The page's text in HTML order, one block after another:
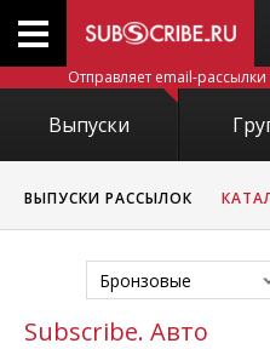
Отправляет email-
Выпуски
ВЫПУСКИ РАССЫЛОК
Бронзовые
Subscribe. Авто